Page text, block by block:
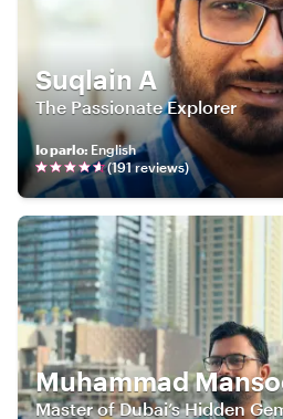
Suqlain A
The Passionate Explorer
Io parlo: English
(191reviews)
Muhammad
Master of Dubai’s Hidden